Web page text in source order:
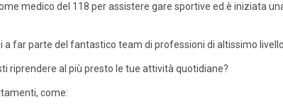
medico del 118 per assistere gare sportive ed è iniziata
far parte del fantastico team di professioni di altissimo livello
riprendere al più presto le tue attività quotidiane?
come: